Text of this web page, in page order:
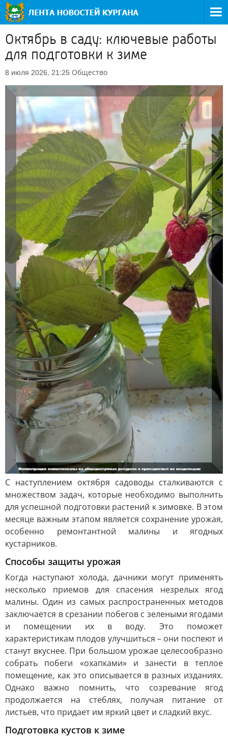
Октябрь в саду: ключевые работы
для подготовки к зиме
8 июля 2026, 21:25 Общество
С наступлением октября садоводы сталкиваются с
множеством задач, которые необходимо выполнить
для успешной подготовки растений к зимовке. В этом
месяце важным этапом является сохранение урожая,
особенно ремонтантной малины и ягодных
кустарников.
Способы защиты урожая
Когда наступают холода, дачники могут применять
несколько приемов для спасения незрелых ягод
малины. Один из самых распространенных методов
заключается в срезании побегов с зелеными ягодами
и помещении их в воду. Это поможет
характеристикам плодов улучшиться – они поспеют и
станут вкуснее. При большом урожае целесообразно
собрать побеги «охапками» и занести в теплое
помещение, как это описывается в разных изданиях.
Однако важно помнить, что созревание ягод
продолжается на стеблях, получая питание от
листьев, что придает им яркий цвет и сладкий вкус.
Подготовка кустов к зиме